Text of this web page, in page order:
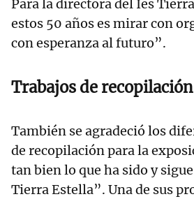
Para la directora del Ies
estos 50 años es mirar con
con esperanza al futuro”.
Trabajos de recopilación
También se agradeció los
de recopilación para la
tan bien lo que ha sido y
Tierra Estella”. Una de sus